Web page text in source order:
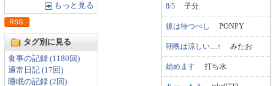
もっと見る
タグ別に見る
食事の記録 (1180回)
通常日記 (17回)
睡眠の記録 (2回)
8/5 子分
後は待つべし PONPY
朝晩は涼しい…↑ みたお
始めます 打ち水